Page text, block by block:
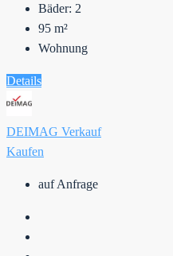
Bäder: 2
95 m²
Wohnung
Details
DEIMAG Verkauf
Kaufen
auf Anfrage